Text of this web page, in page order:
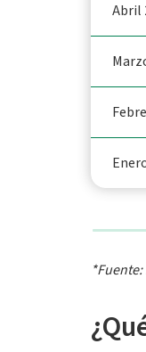
Abril